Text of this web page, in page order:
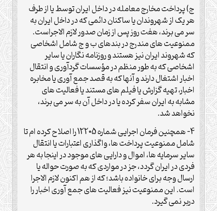
ج) پرداخت مخارج معامله در داخل ایران توسط یا از طرف
هر یک از شهروندان یا ساکنان دائمی که در داخل ایران به
سر می برند، هفت روز پس از زمان صدور لازم الاجراست.
ممنوعیت های مندرج در بندهای ب و ج شامل اشخاصی
که شهروند ایران نیز هستند و روزنامه نگاران یا سایر
اشخاصی که به طور منظم در مؤسسات گردآوری و انتقال
اخبار اشتغال دارند و آنها که به قصد جمع آوری یا مخابره
اخبار، تهیه گزارش یا فیلم های مستند یا فعالیت های
مشابه به ایران سفر کرده یا در داخل آن به سر می برند،
نخواهد شد.
4- همچنین فرمان اجرایی شماره 12205 را اصلاح کرده ام تا
شامل ممنوعیت پرداخت ها، واگذاری اعتبارات یا انتقال
سایر سرمایه ها، اموال و دارایی های موجود در اینجا به هر
فردی در ایران گردد، جز در مواردی که به صورت حواله یا
ارسال وجه برای خانواده باشد؛ که از هم اکنون لازم الاجرا
است. این ممنوعیت نیز فعالیت های جمع آوری اخبار را
دربر نمی گیرد.